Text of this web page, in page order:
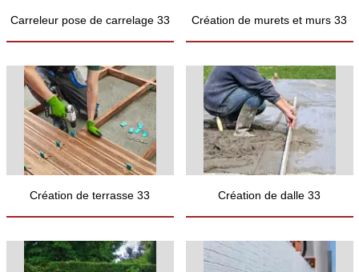
Carreleur pose de carrelage 33 Création de murets et murs 33
Création de terrasse 33 Création de dalle 33